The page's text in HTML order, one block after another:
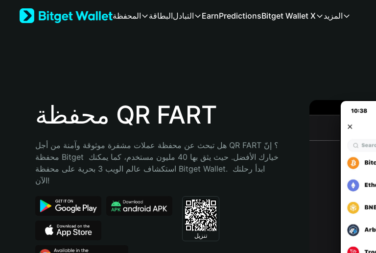
Bahasa Indonesia
Português (Brasil)
المحفظة البطاقةالتبادل EarnPredictionsBitget Wallet X المزيد
محفظة QR FART
هل تبحث عن محفظة عملات مشفرة موثوقة وآمنة من أجل QR FART؟ إنّ
محفظة Bitget خيارك الأفضل. حيث يثق بها 40 مليون مستخدم، كما يمكنك
استكشاف عالم الويب 3 بحرية على محفظة Bitget Wallet. ابدأ رحلتك
الآن!
تنزيل